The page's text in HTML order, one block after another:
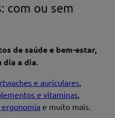
com ou sem
de saúde e bem-estar,
dia a dia.
e auriculares,
e vitaminas,
e muito mais.